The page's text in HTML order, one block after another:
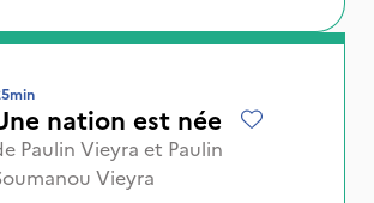
nation est née
Paulin Vieyra et Paulin
Vieyra